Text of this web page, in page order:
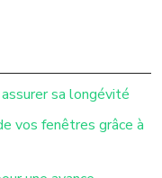
sa longévité
vos fenêtres grâce à